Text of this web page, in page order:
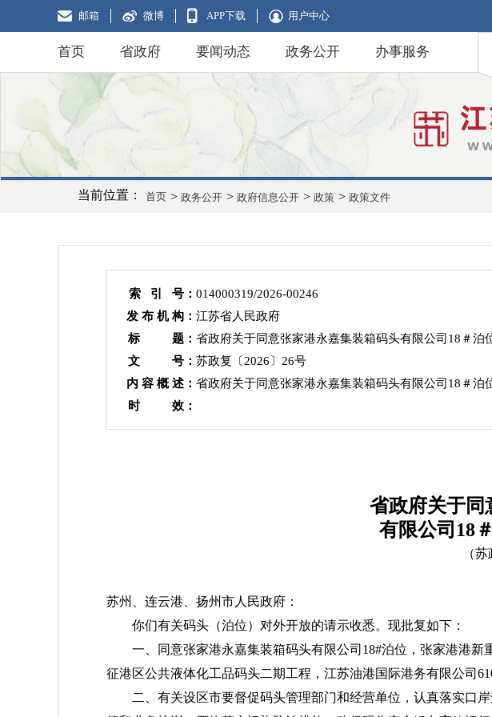
邮箱 微博 APP下载 用户中心
首页 省政府 要闻动态 政务公开 办事服务
当前位置： 首页 > 政务公开 > 政府信息公开 > 政策 > 政策文件
索 引 号： 014000319/2026-00246
发 布 机 构： 江苏省人民政府
标 题： 省政府关于同意张家港永嘉集装箱码头有限公司18＃泊
文 号： 苏政复〔2026〕26号
内 容 概 述： 省政府关于同意张家港永嘉集装箱码头有限公司18＃泊
时 效：
省政府关于同
有限公司18
（
苏州、连云港、扬州市人民政府：
你们有关码头（泊位）对外开放的请示收悉。现批复如下：
一、同意张家港永嘉集装箱码头有限公司18#泊位，张家港港
征港区公共液体化工品码头二期工程，江苏油港国际港务有限公司
二、有关设区市要督促码头管理部门和经营单位，认真落实口